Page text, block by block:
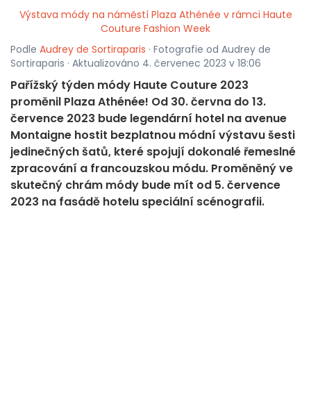
Výstava módy na náměstí Plaza Athénée v rámci Haute
Couture Fashion Week
Podle Audrey de Sortiraparis · Fotografie od Audrey de
Sortiraparis · Aktualizováno 4. červenec 2023 v 18:06
Pařížský týden módy Haute Couture 2023
proměnil Plaza Athénée! Od 30. června do 13.
července 2023 bude legendární hotel na avenue
Montaigne hostit bezplatnou módní výstavu šesti
jedinečných šatů, které spojují dokonalé řemeslné
zpracování a francouzskou módu. Proměněný ve
skutečný chrám módy bude mít od 5. července
2023 na fasádě hotelu speciální scénografii.